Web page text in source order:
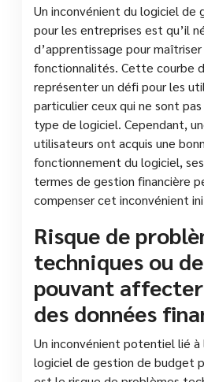
Un inconvénient du logiciel de
pour les entreprises est qu’il
d’apprentissage pour
fonctionnalités. Cette courbe
représenter un défi pour les
particulier ceux qui ne sont
type de logiciel. Cependant,
utilisateurs ont acquis une
fonctionnement du logiciel,
termes de gestion financière
compenser cet inconvénient
Risque de
techniques ou
pouvant
des données
Un inconvénient potentiel lié à
logiciel de gestion de budget